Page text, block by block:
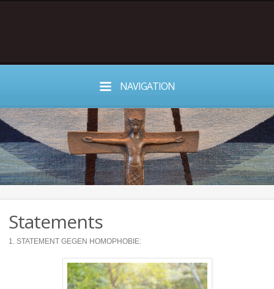
NAVIGATION
Statements
1. STATEMENT GEGEN HOMOPHOBIE: